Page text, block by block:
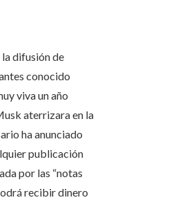
difusión de
conocido
viva un año
aterrizara en la
ha anunciado
publicación
por las “notas
recibir dinero